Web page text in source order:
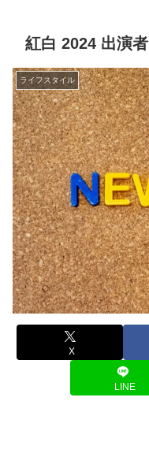
紅白 2024 出演者
ライフスタイル
X
LINE